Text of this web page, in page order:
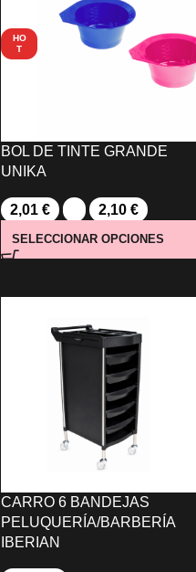
HO
T
BOL DE TINTE GRANDE
UNIKA
2,01 € 2,10 €
SELECCIONAR OPCIONES
CARRO 6 BANDEJAS
PELUQUERÍA/BARBERÍA
IBERIAN